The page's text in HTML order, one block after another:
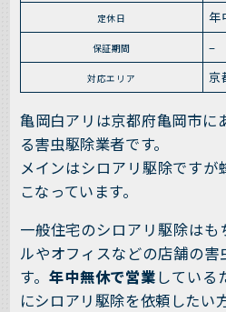
定休日 年
保証期間 –
対応エリア 京
亀岡白アリは京都府亀岡市に
る害虫駆除業者です。
メインはシロアリ駆除です
こなっています。
一般住宅のシロアリ駆除は
ルやオフィスなどの店舗の害
す。 年中無休で営業している
にシロアリ駆除を依頼したい